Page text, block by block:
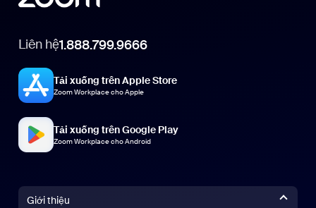
Liên hệ1.888.799.9666
Tải xuống trên Apple Store
Zoom Workplace cho Apple
Tải xuống trên Google Play
Zoom Workplace cho Android
Giới thiệu